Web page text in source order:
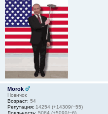
Morok
Новичок
Возраст: 54
Репутация: 14254 (+14309/−55)
Лояльность: 5084 (+5090/−6)